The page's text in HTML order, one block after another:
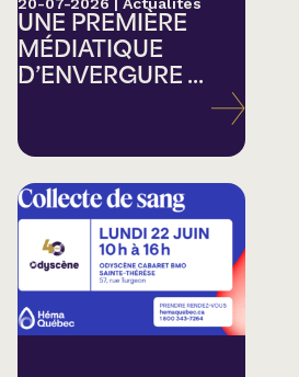
UNE PREMIÈRE
MÉDIATIQUE
D’ENVERGURE ...